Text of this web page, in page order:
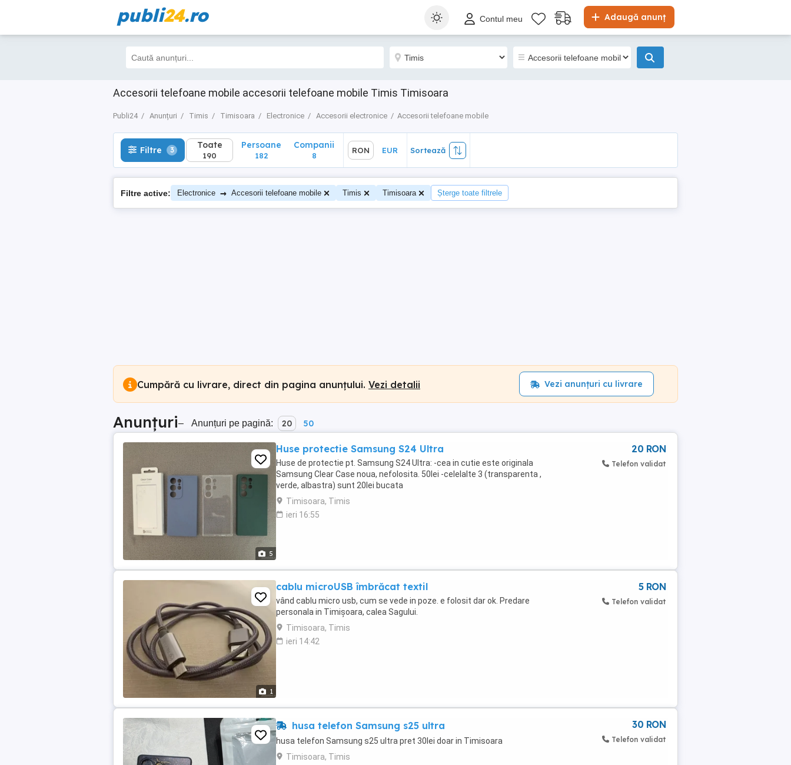
publi24.ro Adaugă anunț
Contul meu
Accesorii telefoane mobile accesorii telefoane mobile Timis Timisoara
Publi24 Anunțuri Timis Timisoara Electronice Accesorii electronice Accesorii telefoane mobile
Filtre 3 Toate
190
Sortează
Filtre 3 Toate
190
Persoane
182
Companii
8
RON EUR Sortează
Filtre active: Electronice → Accesorii telefoane mobile Timis Timisoara Șterge toate filtrele
Cumpără cu livrare, direct din pagina anunțului. Vezi detalii Vezi anunțuri cu livrare
Anunțuri– Anunțuri pe pagină: 20 50
5
Huse protectie Samsung S24 Ultra
Huse de protectie pt. Samsung S24 Ultra: -cea in cutie este originala
Samsung Clear Case noua, nefolosita. 50lei -celelalte 3 (transparenta ,
verde, albastra) sunt 20lei bucata
Timisoara, Timis
ieri 16:55
20 RON
Telefon validat
1
cablu microUSB îmbrăcat textil
vând cablu micro usb, cum se vede in poze. e folosit dar ok. Predare
personala in Timișoara, calea Sagului.
Timisoara, Timis
ieri 14:42
5 RON
Telefon validat
husa telefon Samsung s25 ultra
husa telefon Samsung s25 ultra pret 30lei doar in Timisoara
Timisoara, Timis
30 RON
Telefon validat